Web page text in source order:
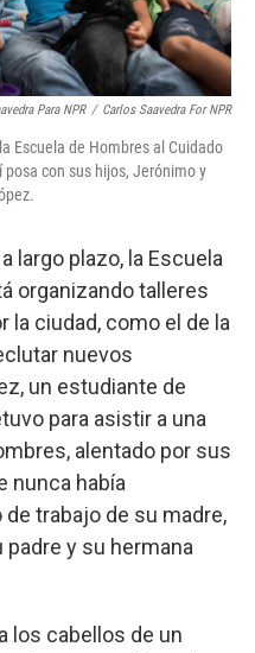
Para NPR / Carlos Saavedra For NPR
Escuela de Hombres al Cuidado
con sus hijos, Jerónimo y
largo plazo, la Escuela
organizando talleres
la ciudad, como el de la
nuevos
un estudiante de
para asistir a una
alentado por sus
nunca había
trabajo de su madre,
padre y su hermana
los cabellos de un